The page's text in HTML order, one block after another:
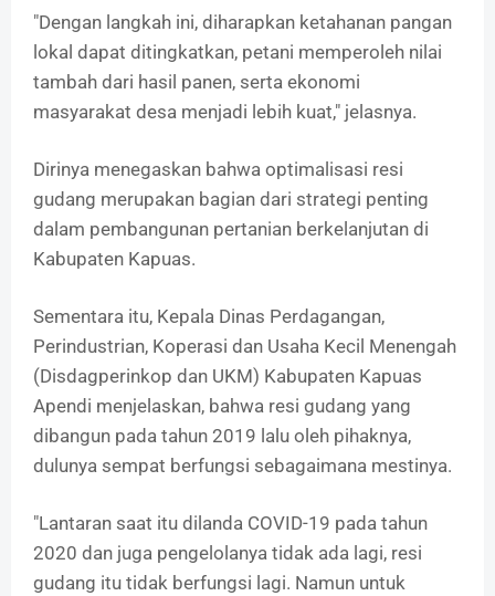
"Dengan langkah ini, diharapkan ketahanan pangan
lokal dapat ditingkatkan, petani memperoleh nilai
tambah dari hasil panen, serta ekonomi
masyarakat desa menjadi lebih kuat," jelasnya.
Dirinya menegaskan bahwa optimalisasi resi
gudang merupakan bagian dari strategi penting
dalam pembangunan pertanian berkelanjutan di
Kabupaten Kapuas.
Sementara itu, Kepala Dinas Perdagangan,
Perindustrian, Koperasi dan Usaha Kecil Menengah
(Disdagperinkop dan UKM) Kabupaten Kapuas
Apendi menjelaskan, bahwa resi gudang yang
dibangun pada tahun 2019 lalu oleh pihaknya,
dulunya sempat berfungsi sebagaimana mestinya.
"Lantaran saat itu dilanda COVID-19 pada tahun
2020 dan juga pengelolanya tidak ada lagi, resi
gudang itu tidak berfungsi lagi. Namun untuk